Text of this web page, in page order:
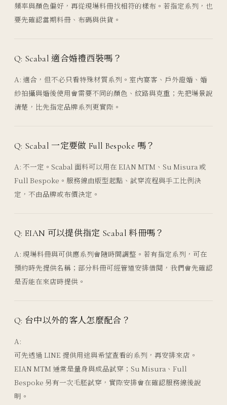
頻率與顏色偏好，再從現場料冊找相符的樣布。若指定系列，也
要先確認當期料冊、布碼與供貨。
Q: Scabal 適合婚禮西裝嗎？
A: 適合，但不必只看特殊材質系列。室內宴客、戶外證婚、婚
紗拍攝與婚後使用會需要不同的顏色、紋路與克重；先把場景說
清楚，比先指定品牌系列更實際。
Q: Scabal 一定要做 Full Bespoke 嗎？
A: 不一定。Scabal 面料可以用在 EIAN MTM、Su Misura 或
Full Bespoke。服務線由版型起點、試穿流程與手工比例決
定，不由品牌或布價決定。
Q: EIAN 可以提供指定 Scabal 料冊嗎？
A: 現場料冊與可供應系列會隨時間調整。若有指定系列，可在
預約時先提供名稱；部分料冊可經管道安排借閱，我們會先確認
是否能在來店時提供。
Q: 台中以外的客人怎麼配合？
A:
可先透過 LINE 提供用途與希望查看的系列，再安排來店。
EIAN MTM 通常是量身與成品試穿；Su Misura、Full
Bespoke 另有一次毛胚試穿，實際安排會在確認服務線後說
明。